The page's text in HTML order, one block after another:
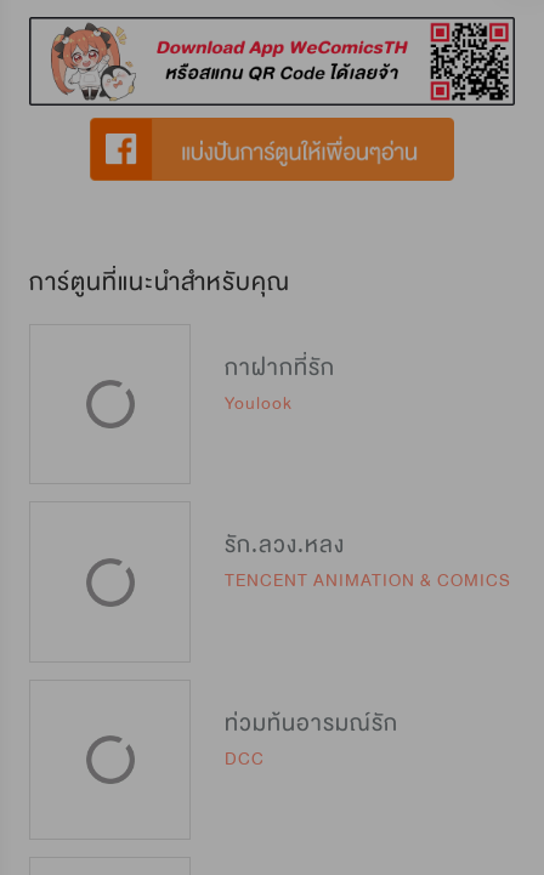
การ์ตูนที่แนะนำสำหรับคุณ
กาฝากที่รัก
Youlook
รัก.ลวง.หลง
TENCENT ANIMATION & COMICS
ท่วมท้นอารมณ์รัก
DCC